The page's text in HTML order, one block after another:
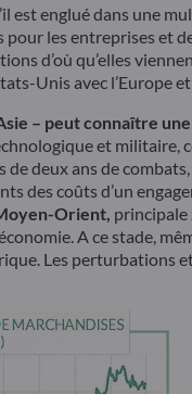
est englué dans une
les entreprises et
d’où qu’elles
Unis avec l’Europe
– peut connaître
et militaire,
de deux ans de
des coûts d’un
Orient, principale
A ce stade,
Les perturbations